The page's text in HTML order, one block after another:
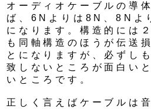
オーディオケーブルの導
ば、6Nよりは8N、8Nよ
になります。構造的には
も同軸構造のほうが伝送
とになりますが、必ずし
致しないところが面白い
いところです。
正しく言えばケーブルは